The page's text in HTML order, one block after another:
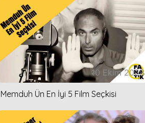
10 Ekim 2023
Memduh Ün En İyi 5 Film Seçkisi